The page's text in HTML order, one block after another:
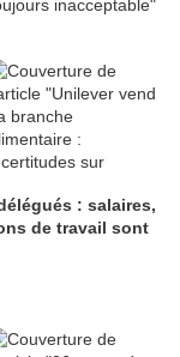
: salaires,
de travail sont